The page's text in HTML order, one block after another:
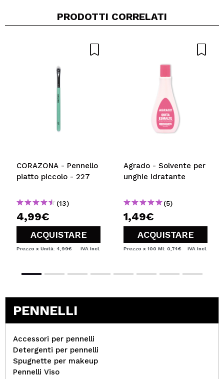
Il tuo video potrebbe essere il primo. Immaginalo...
Consiglieresti questo acquisto? Si No
PRODOTTI CORRELATI
CORAZONA - Pennello
piatto piccolo - 227
(13)
4,99€
ACQUISTARE
Prezzo x Unità: 4,99€ IVA Incl.
Agrado - Solvente per
unghie idratante
(5)
1,49€
ACQUISTARE
Prezzo x 100 Ml: 0,74€ IVA Incl.
PENNELLI
Accessori per pennelli
Detergenti per pennelli
Spugnette per makeup
Pennelli Viso